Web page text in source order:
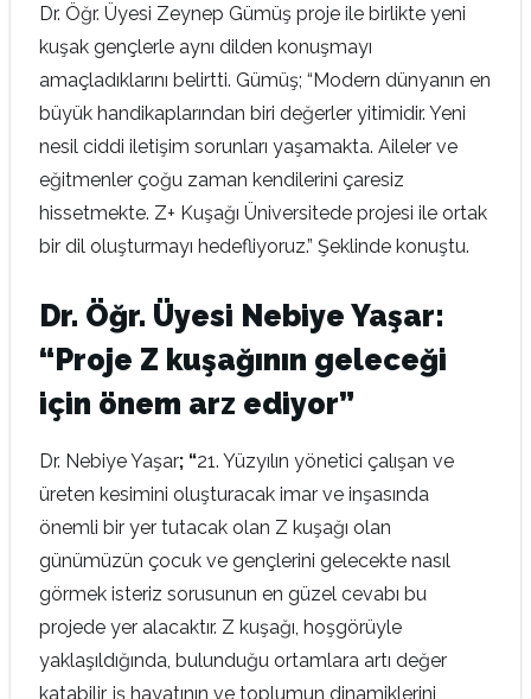
Dr. Öğr. Üyesi Zeynep Gümüş proje ile birlikte yeni
kuşak gençlerle aynı dilden konuşmayı
amaçladıklarını belirtti. Gümüş; “Modern dünyanın en
büyük handikaplarından biri değerler yitimidir. Yeni
nesil ciddi iletişim sorunları yaşamakta. Aileler ve
eğitmenler çoğu zaman kendilerini çaresiz
hissetmekte. Z+ Kuşağı Üniversitede projesi ile ortak
bir dil oluşturmayı hedefliyoruz.” Şeklinde konuştu.
Dr. Öğr. Üyesi Nebiye Yaşar:
“Proje Z kuşağının geleceği
için önem arz ediyor”
Dr. Nebiye Yaşar; “21. Yüzyılın yönetici çalışan ve
üreten kesimini oluşturacak imar ve inşasında
önemli bir yer tutacak olan Z kuşağı olan
günümüzün çocuk ve gençlerini gelecekte nasıl
görmek isteriz sorusunun en güzel cevabı bu
projede yer alacaktır. Z kuşağı, hoşgörüyle
yaklaşıldığında, bulunduğu ortamlara artı değer
katabilir, iş hayatının ve toplumun dinamiklerini